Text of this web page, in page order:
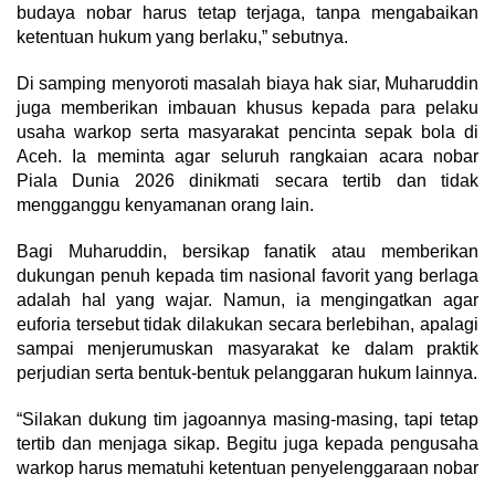
budaya nobar harus tetap terjaga, tanpa mengabaikan
ketentuan hukum yang berlaku,” sebutnya.
Di samping menyoroti masalah biaya hak siar, Muharuddin
juga memberikan imbauan khusus kepada para pelaku
usaha warkop serta masyarakat pencinta sepak bola di
Aceh. Ia meminta agar seluruh rangkaian acara nobar
Piala Dunia 2026 dinikmati secara tertib dan tidak
mengganggu kenyamanan orang lain.
Bagi Muharuddin, bersikap fanatik atau memberikan
dukungan penuh kepada tim nasional favorit yang berlaga
adalah hal yang wajar. Namun, ia mengingatkan agar
euforia tersebut tidak dilakukan secara berlebihan, apalagi
sampai menjerumuskan masyarakat ke dalam praktik
perjudian serta bentuk-bentuk pelanggaran hukum lainnya.
“Silakan dukung tim jagoannya masing-masing, tapi tetap
tertib dan menjaga sikap. Begitu juga kepada pengusaha
warkop harus mematuhi ketentuan penyelenggaraan nobar